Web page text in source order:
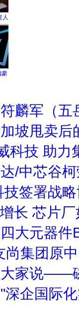
人
豪
麟军（
坡甩卖后
科技 助力
/中芯谷
签署战
长 芯片
大元器件
尚集团原
家说——
企国际